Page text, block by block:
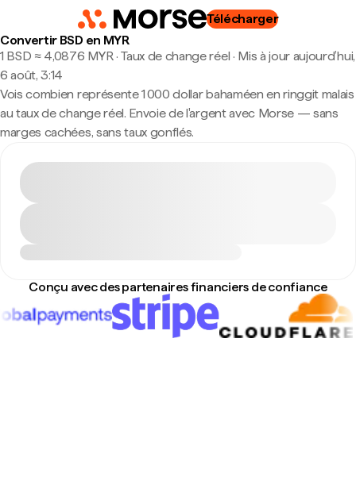
Télécharger
Convertir BSD en MYR
1 BSD ≈ 4,0876 MYR · Taux de change réel · Mis à jour aujourd’hui,
6 août, 3:14
Vois combien représente 1 000 dollar bahaméen en ringgit malais
au taux de change réel. Envoie de l'argent avec Morse — sans
marges cachées, sans taux gonflés.
Conçu avec des partenaires financiers de confiance